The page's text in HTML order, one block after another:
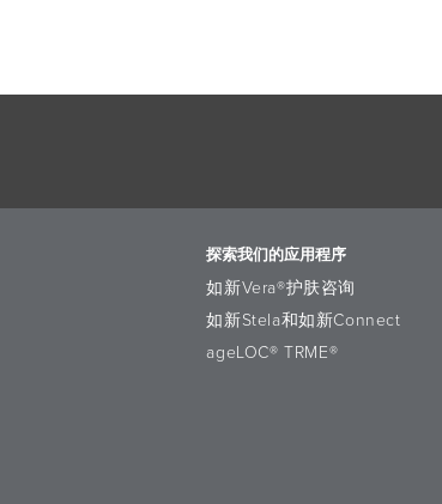
探索我们的应用程序
如新Vera®护肤咨询
如新Stela和如新Connect
ageLOC® TRME®